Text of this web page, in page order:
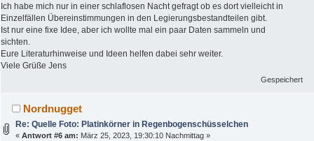
Ich habe mich nur in einer schlaflosen Nacht gefragt ob es dort vielleicht in
Einzelfällen Übereinstimmungen in den Legierungsbestandteilen gibt.
Ist nur eine fixe Idee, aber ich wollte mal ein paar Daten sammeln und
sichten.
Eure Literaturhinweise und Ideen helfen dabei sehr weiter.
Viele Grüße Jens
Gespeichert
Nordnugget
Re: Quelle Foto: Platinkörner in Regenbogenschüsselchen
«Antwort #6 am: März 25, 2023, 19:30:10 Nachmittag »